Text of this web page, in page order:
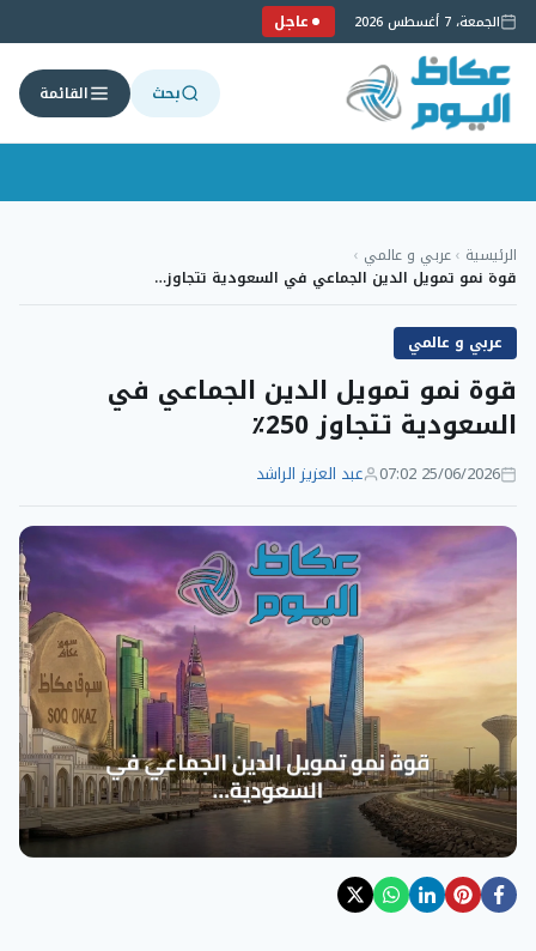
الجمعة، 7 أغسطس 2026 عاجل
بحث القائمة
إلى
المحتوى
الرئيسية ›عربي و عالمي ›
قوة نمو تمويل الدين الجماعي في السعودية تتجاوز…
عربي و عالمي
قوة نمو تمويل الدين الجماعي في
السعودية تتجاوز 250٪
25/06/2026 07:02 عبد العزيز الراشد